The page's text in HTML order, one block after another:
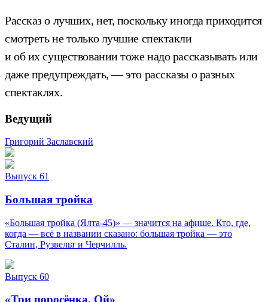
Рассказ о лучших, нет, поскольку иногда приходится
смотреть не только лучшие спектакли
и об их существовании тоже надо рассказывать или
даже предупреждать, — это рассказы о разных
спектаклях.
Ведущий
Григорий Заславский
Выпуск 61
Большая тройка
«Большая тройка (Ялта-45)» — значится на афише. Кто, где,
когда — всё в названии сказано: большая тройка — это
Сталин, Рузвельт и Черчилль.
Выпуск 60